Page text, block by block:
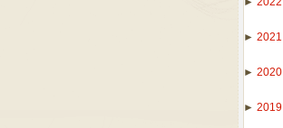
► 2021
► 2020
► 2019